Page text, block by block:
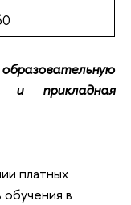
и прикладная
платных
обучения в